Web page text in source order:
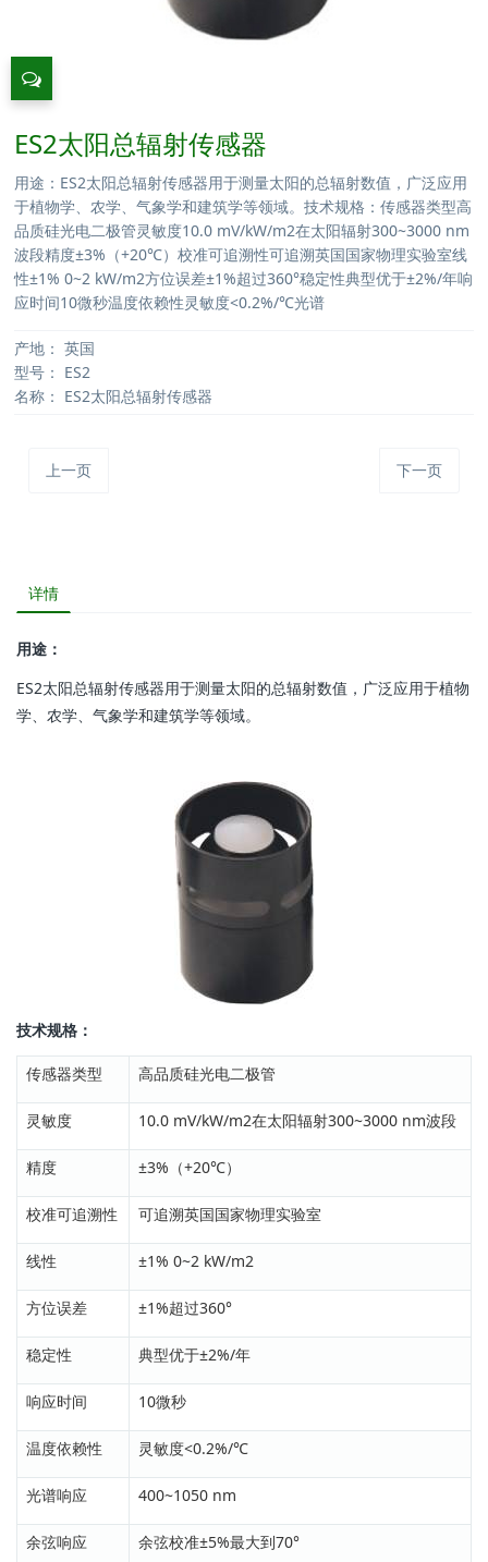
ES2太阳总辐射传感器
用途：ES2太阳总辐射传感器用于测量太阳的总辐射数值，广泛应用
于植物学、农学、气象学和建筑学等领域。技术规格：传感器类型高
品质硅光电二极管灵敏度10.0 mV/kW/m2在太阳辐射300~3000 nm
波段精度±3%（+20℃）校准可追溯性可追溯英国国家物理实验室线
性±1% 0~2 kW/m2方位误差±1%超过360°稳定性典型优于±2%/年响
应时间10微秒温度依赖性灵敏度<0.2%/℃光谱
产地： 英国
型号： ES2
名称： ES2太阳总辐射传感器
上一页 下一页
详情
用途：
ES2太阳总辐射传感器用于测量太阳的总辐射数值，广泛应用于植物
学、农学、气象学和建筑学等领域。
技术规格：
传感器类型 高品质硅光电二极管
灵敏度 10.0 mV/kW/m2在太阳辐射300~3000 nm波段
精度 ±3%（+20℃）
校准可追溯性 可追溯英国国家物理实验室
线性 ±1% 0~2 kW/m2
方位误差 ±1%超过360°
稳定性 典型优于±2%/年
响应时间 10微秒
温度依赖性 灵敏度<0.2%/℃
光谱响应 400~1050 nm
余弦响应 余弦校准±5%最大到70°